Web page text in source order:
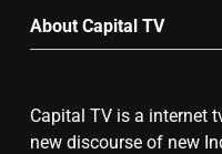
8
About Capital TV
Capital TV is a internet
new discourse of new